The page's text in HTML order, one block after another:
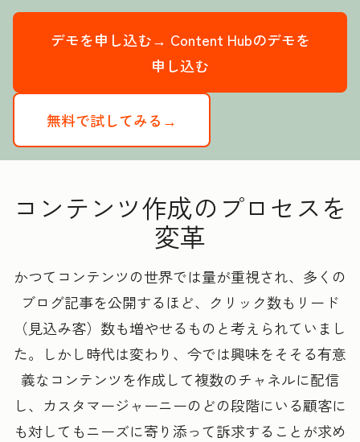
デモを申し込む→ Content Hubのデモを
申し込む
無料で試してみる→
コンテンツ作成のプロセスを
変革
かつてコンテンツの世界では量が重視され、多くの
ブログ記事を公開するほど、クリック数もリード
（見込み客）数も増やせるものと考えられていまし
た。しかし時代は変わり、今では興味をそそる有意
義なコンテンツを作成して複数のチャネルに配信
し、カスタマージャーニーのどの段階にいる顧客に
も対してもニーズに寄り添って訴求することが求め